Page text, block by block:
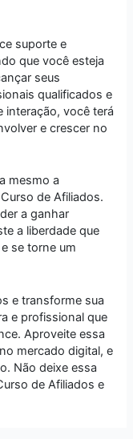
suporte e
que você esteja
seus
qualificados e
interação, você terá
e crescer no
mesmo a
de Afiliados.
a ganhar
a liberdade que
se torne um
e transforme sua
e profissional que
Aproveite essa
mercado digital, e
Não deixe essa
de Afiliados e